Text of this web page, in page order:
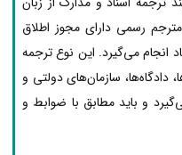
رسمی دارای مجوز اطلاق
انجام می‌گیرد. این نوع ترجمه
دادگاه‌ها، سازمان‌های دولتی و
و باید مطابق با ضوابط و